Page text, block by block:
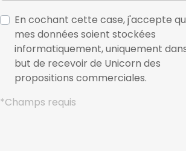
En cochant cette case, j'accepte
mes données soient stockées
informatiquement, uniquement
but de recevoir de Unicorn des
propositions commerciales.
*Champs requis